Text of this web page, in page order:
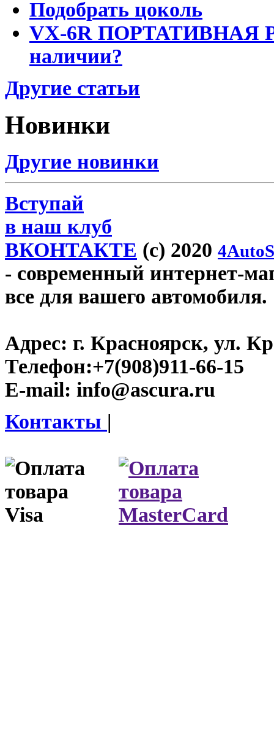
Подобрать цоколь
VX-6R ПОРТАТИВНАЯ
наличии?
Другие статьи
Новинки
Другие новинки
Вступай
в наш клуб
ВКОНТАКТЕ (c) 2020
- современный интернет-
все для вашего автомобиля.
Адрес: г. Красноярск, ул.
Телефон:+7(908)911-66-15
E-mail: info@ascura.ru
Контакты |